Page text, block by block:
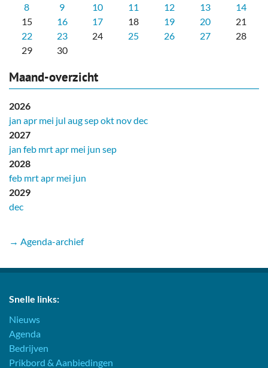
8
9 10 11 12 13
14
15
16 17 18 19 20
21
22
23 24 25 26 27
28
29
30
Maand-overzicht
2026
jan apr mei jul augsepokt novdec
2027
jan feb mrtapr mei jun sep
2028
feb mrtapr mei jun
2029
dec
→ Agenda-archief
Snelle links:
Nieuws
Agenda
Bedrijven
Prikbord & Aanbiedingen